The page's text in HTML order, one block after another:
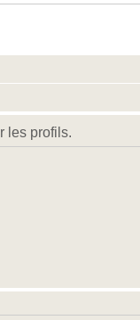
les profils.